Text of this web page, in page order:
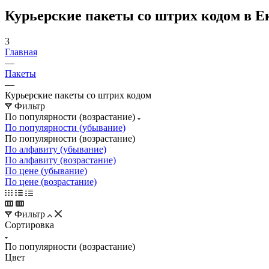
Курьерские пакеты со штрих кодом в
3
Главная
—
Пакеты
—
Курьерские пакеты со штрих кодом
Фильтр
По популярности (возрастание)
По популярности (убывание)
По популярности (возрастание)
По алфавиту (убывание)
По алфавиту (возрастание)
По цене (убывание)
По цене (возрастание)
Фильтр
Сортировка
По популярности (возрастание)
Цвет